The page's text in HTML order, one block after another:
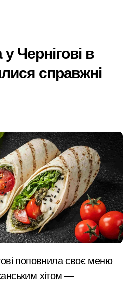
Чернігові в
справжні
хітом —